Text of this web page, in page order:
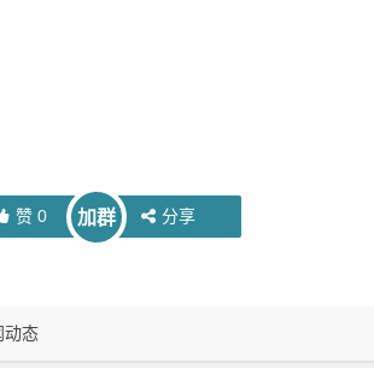
赞0 加群 分享
动态